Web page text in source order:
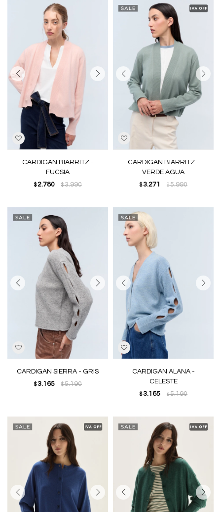
CARDIGAN BIARRITZ -
FUCSIA
$ 2.780 $3.990
CARDIGAN BIARRITZ -
VERDE AGUA
$ 3.271 $5.990
CARDIGAN SIERRA - GRIS
$ 3.165 $5.190
CARDIGAN ALANA -
CELESTE
$ 3.165 $5.190